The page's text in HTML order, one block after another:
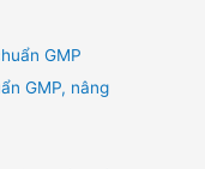
GMP, nâng